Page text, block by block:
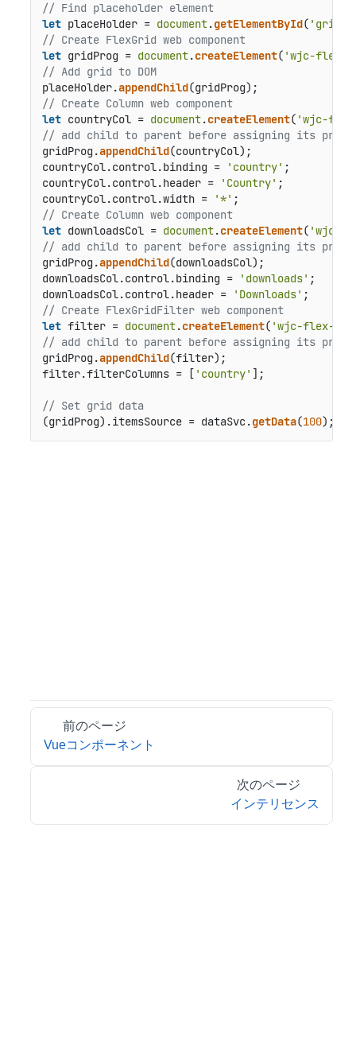
// Find placeholder element
let placeHolder = document.getElementById(
// Create FlexGrid web component
let gridProg = document.createElement( 'wjc-flex-
// Add grid to DOM
placeHolder.appendChild
// Create Column web component
let countryCol = document.createElement( 'wjc-
// add child to parent before assigning its
gridProg.appendChild(countryCol);
countryCol.control.binding = 'country' ;
countryCol.control.header = 'Country' ;
countryCol.control.width = '*'
// Create Column web component
let downloadsCol = document.createElement( 'wjc-
// add child to parent before assigning its
gridProg.appendChild(downloadsCol);
downloadsCol.control.binding = 'downloads' ;
downloadsCol.control.header = 'Downloads'
// Create FlexGridFilter web component
let filter = document.createElement( 'wjc-flex-
// add child to parent before assigning its
gridProg.appendChild(filter);
filter.filterColumns = [ 'country' ];
// Set grid data
(gridProg).itemsSource = dataSvc.getData(100);
前のページ
Vueコンポーネント
次のページ
インテリセンス